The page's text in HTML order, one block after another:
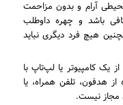
آرام و بدون مزاحمت
باشد و چهره داوطلب
هیچ فرد دیگری نباید
یک کامپیوتر یا لپ‌تاپ با
هدفون، تلفن همراه، یا
مجاز نیست.